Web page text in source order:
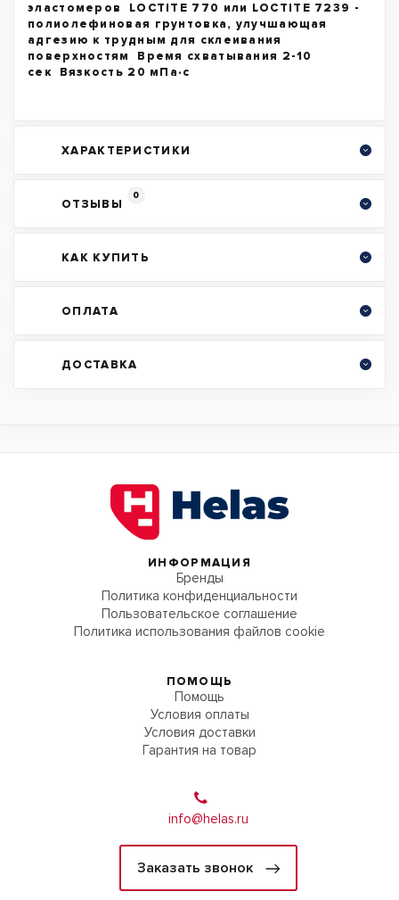
эластомеров LOCTITE 770 или LOCTITE 7239 -
полиолефиновая грунтовка, улучшающая
адгезию к трудным для склеивания
поверхностям Время схватывания 2-10
сек Вязкость 20 мПa·с
ХАРАКТЕРИСТИКИ
ОТЗЫВЫ
0
КАК КУПИТЬ
ОПЛАТА
ДОСТАВКА
ИНФОРМАЦИЯ
Бренды
Политика конфиденциальности
Пользовательское соглашение
Политика использования файлов cookie
ПОМОЩЬ
Помощь
Условия оплаты
Условия доставки
Гарантия на товар
info@helas.ru
Заказать звонок